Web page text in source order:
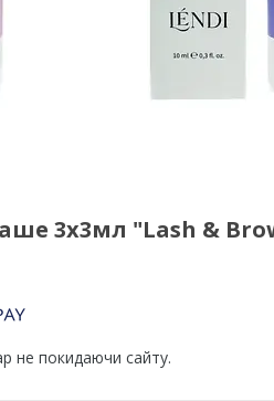
3х3мл "Lash &
не покидаючи сайту.